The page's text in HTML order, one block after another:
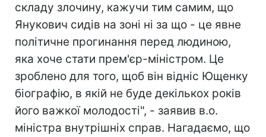
складу злочину, кажучи тим самим, що
Янукович сидів на зоні ні за що - це явне
політичне прогинання перед людиною,
яка хоче стати прем'єр-міністром. Це
зроблено для того, щоб він відніс Ющенку
біографію, в якій не буде декількох років
його важкої молодості", - заявив в.о.
міністра внутрішніх справ. Нагадаємо, що